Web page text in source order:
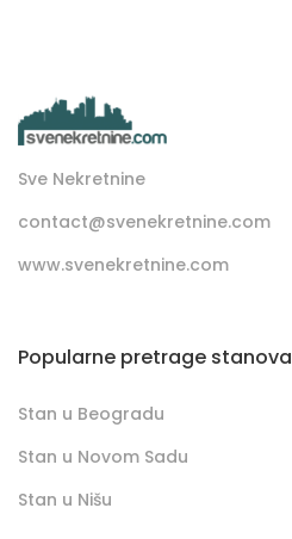
Sve Nekretnine
contact@svenekretnine.com
www.svenekretnine.com
Popularne pretrage stanova
Stan u Beogradu
Stan u Novom Sadu
Stan u Nišu